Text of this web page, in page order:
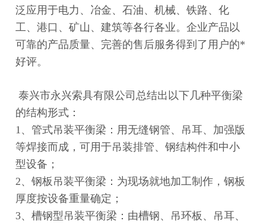
泛应用于电力、冶金、石油、机械、铁路、化
工、港口、矿山、建筑等各行各业。企业产品以
可靠的产品质量、完善的售后服务得到了用户的*
好评。
泰兴市永兴索具有限公司总结出以下几种平衡梁
的结构形式：
1、管式吊装平衡梁：用无缝钢管、吊耳、加强版
等焊接而成，可用于吊装排管、钢结构件和中小
型设备；
2、钢板吊装平衡梁：为现场就地加工制作，钢板
厚度按设备重量确定；
3、槽钢型吊装平衡梁：由槽钢、吊环板、吊耳、